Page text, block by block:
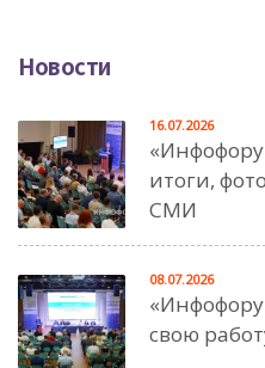
Новости
итоги,
СМИ
16.07.2026
свою
08.07.2026